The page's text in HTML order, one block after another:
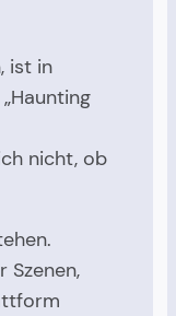
ist in
nicht, ob